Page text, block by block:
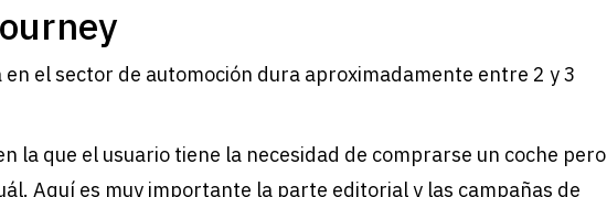
en el sector de automoción dura aproximadamente entre 2 y 3
la que el usuario tiene la necesidad de comprarse un coche pero
Aquí es muy importante la parte editorial y las campañas de